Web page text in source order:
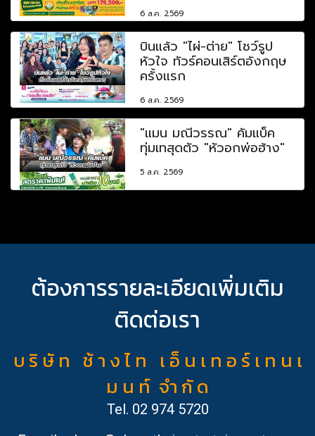
6 ส.ค. 2569
บินแล้ว "ไผ่-ต่าย" โชว์รูป
หัวใจ ทัวร์คอนเสิร์ตอังกฤษ
ครั้งแรก
6 ส.ค. 2569
"แมน มณีวรรณ" คัมแบ็ค
ทุ่มเทสุดตัว "หัวอกพ่อฮ้าง"
5 ส.ค. 2569
ต้องการรายละเอียดเพิ่มเติม
ติดต่อเรา
บ ริ ษั ท ช้ า ง ไ ท เ อ็ น เ ท อ ร์ เ ท น เ
ม น ท์ จำ กั ด
Tel. 02 974 5720